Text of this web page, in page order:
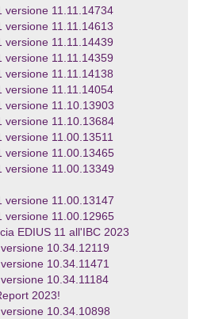
versione 11.11.14734
versione 11.11.14613
versione 11.11.14439
versione 11.11.14359
versione 11.11.14138
versione 11.11.14054
versione 11.10.13903
versione 11.10.13684
versione 11.00.13511
versione 11.00.13465
versione 11.00.13349
versione 11.00.13147
versione 11.00.12965
EDIUS 11 all'IBC 2023
10.34.12119
10.34.11471
10.34.11184
2023!
10.34.10898